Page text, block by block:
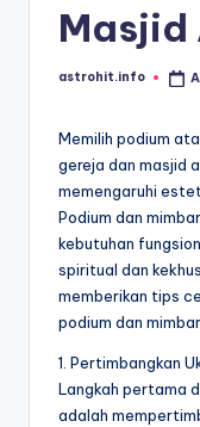
Masjid
Posted
astrohit.info
Memilih podium
gereja dan masjid
memengaruhi
Podium dan
kebutuhan
spiritual dan
memberikan tips
podium dan
1. Pertimbangkan
Langkah pertama
adalah